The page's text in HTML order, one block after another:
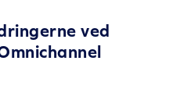
ved